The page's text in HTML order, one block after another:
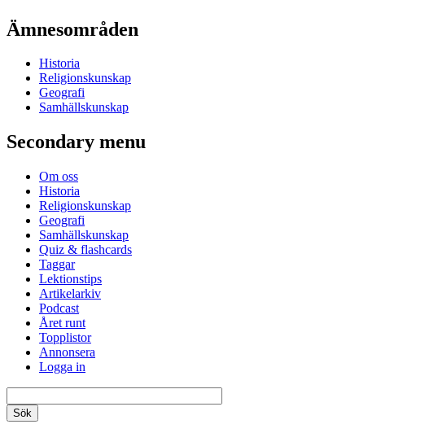
Ämnesområden
Historia
Religionskunskap
Geografi
Samhällskunskap
Secondary menu
Om oss
Historia
Religionskunskap
Geografi
Samhällskunskap
Quiz & flashcards
Taggar
Lektionstips
Artikelarkiv
Podcast
Året runt
Topplistor
Annonsera
Logga in